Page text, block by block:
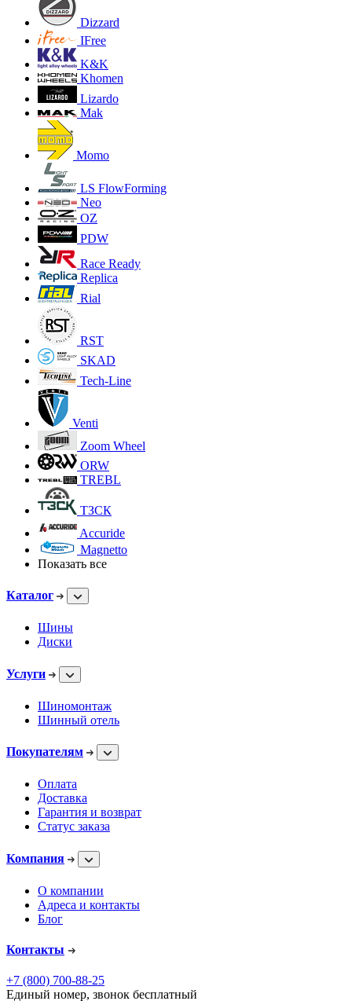
Dizzard
IFree
K&K
Khomen
Lizardo
Mak
Momo
LS FlowForming
Neo
OZ
PDW
Race Ready
Replica
Rial
RST
SKAD
Tech-Line
Venti
Zoom Wheel
ORW
TREBL
ТЗСК
Accuride
Magnetto
Показать все
Каталог
Шины
Диски
Услуги
Шиномонтаж
Шинный отель
Покупателям
Оплата
Доставка
Гарантия и возврат
Статус заказа
Компания
О компании
Адреса и контакты
Блог
Контакты
+7 (800) 700-88-25
Единый номер, звонок бесплатный